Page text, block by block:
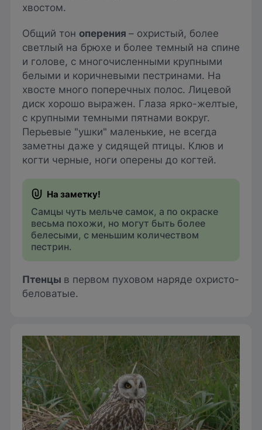
хвостом.
Общий тон оперения – охристый, более
светлый на брюхе и более темный на спине
и голове, с многочисленными крупными
белыми и коричневыми пестринами. На
хвосте много поперечных полос. Лицевой
диск хорошо выражен. Глаза ярко-желтые,
с крупными темными пятнами вокруг.
Перьевые "ушки" маленькие, не всегда
заметны даже у сидящей птицы. Клюв и
когти черные, ноги оперены до когтей.
Самцы чуть мельче самок, а по окраске
весьма похожи, но могут быть более
белесыми, с меньшим количеством
пестрин.
Птенцы в первом пуховом наряде охристо-
беловатые.